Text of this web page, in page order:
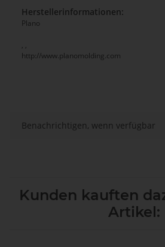
Herstellerinformationen:
Plano
, ,
http://www.planomolding.com
Benachrichtigen, wenn verfügbar
Kunden kauften
Artikel: